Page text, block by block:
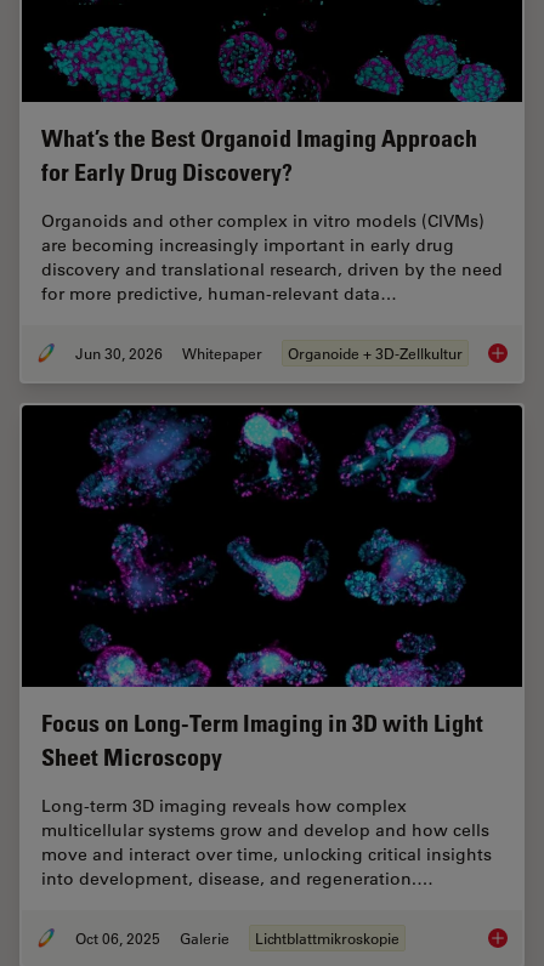
What’s the Best Organoid Imaging Approach
for Early Drug Discovery?
Organoids and other complex in vitro models (CIVMs)
are becoming increasingly important in early drug
discovery and translational research, driven by the need
for more predictive, human-relevant data…
Jun 30, 2026 Whitepaper Organoide + 3D-Zellkultur
Focus on Long-Term Imaging in 3D with Light
Sheet Microscopy
Long-term 3D imaging reveals how complex
multicellular systems grow and develop and how cells
move and interact over time, unlocking critical insights
into development, disease, and regeneration.…
Oct 06, 2025 Galerie Lichtblattmikroskopie Focus